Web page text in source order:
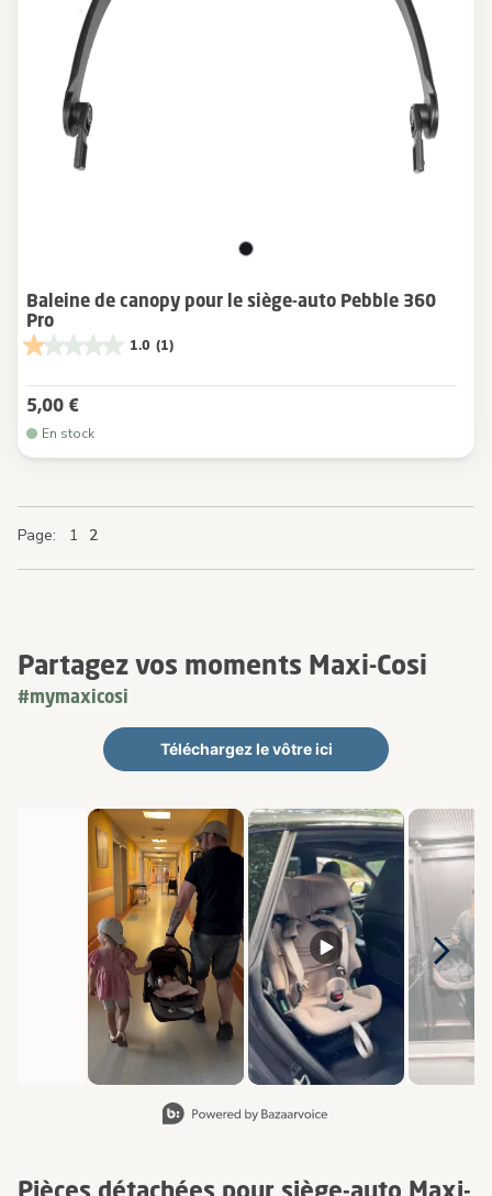
Baleine de canopy pour le siège-auto Pebble 360
Pro
1.0 (1)
5,00 €
En stock
Page Page
Page
Page
1 You're currently reading page
2
Partagez vos moments Maxi-Cosi
#mymaxicosi
Téléchargez le vôtre ici
Carrousel de médias
Carrousel avec photos de produits. Utilisez les boutons